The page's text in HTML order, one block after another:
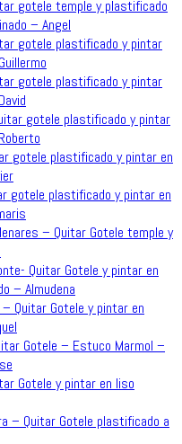
gotele temple y plastificado
– Angel
gotele plastificado y pintar
gotele plastificado y pintar
gotele plastificado y pintar
gotele plastificado y pintar en
gotele plastificado y pintar en
– Quitar Gotele temple y
Quitar Gotele y pintar en
– Almudena
Quitar Gotele y pintar en
Gotele – Estuco Marmol –
Gotele y pintar en liso
– Quitar Gotele plastificado a